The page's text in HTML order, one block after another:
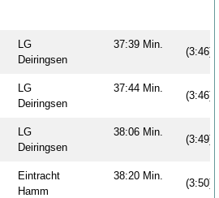
LG
Deiringsen
37:39 Min.
(3:46)
LG
Deiringsen
37:44 Min.
(3:46)
LG
Deiringsen
38:06 Min.
(3:49)
Eintracht
Hamm
38:20 Min.
(3:50)